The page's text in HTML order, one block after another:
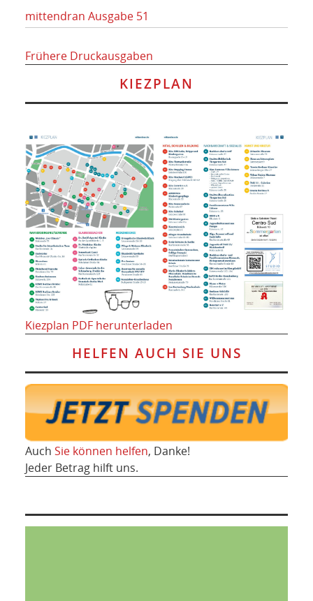
mittendran Ausgabe 51
Frühere Druckausgaben
KIEZPLAN
Kiezplan PDF herunterladen
HELFEN AUCH SIE UNS
Auch Sie können helfen, Danke!
Jeder Betrag hilft uns.